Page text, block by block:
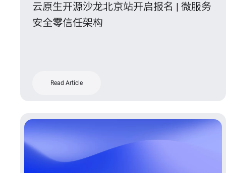
云原生开源沙龙北京站开启报名 | 微服务
安全零信任架构
Read Article